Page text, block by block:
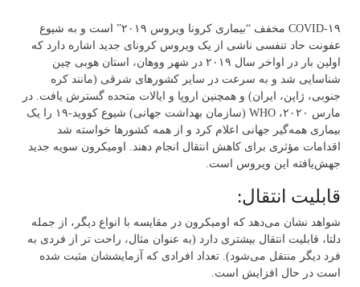
۱۹-COVID مخفف “بیماری کرونا ویروس ۲۰۱۹” است و به شیوع
عفونت حاد تنفسی ناشی از یک ویروس کرونای جدید اشاره دارد که
اولین بار در اواخر سال ۲۰۱۹ در شهر وو‌هان، استان هوبی چین
شناسایی شد و به سرعت در سایر کشور‌های شرقی (مانند کره
جنوبی، ژاپن، ایران) و همچنین اروپا و ایالات متحده گسترش یافت. در
مارس ۲۰۲۰، WHO (سازمان بهداشت جهانی) شیوع کووید-۱۹ را یک
بیماری همه‌گیر جهانی اعلام کرد و از همه کشور‌ها خواسته شد
اقدامات مؤثری برای کاهش انتقال انجام دهند. اومیکرون سویه جدید
جهش‌یافته این ویروس است.
قابلیت انتقال:
شواهد نشان می‌دهد که اومیکرون در مقایسه با انواع دیگر، از جمله
دلتا، قابلیت انتقال بیشتری دارد (به عنوان مثال، راحت تر از فردی به
فرد دیگر منتقل ‌می‌‌شود). تعداد افرادی که آزمایششان مثبت شده
است در حال افزایش است.